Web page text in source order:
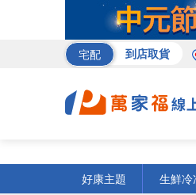
宅配 到店取貨
好康主題
生鮮冷